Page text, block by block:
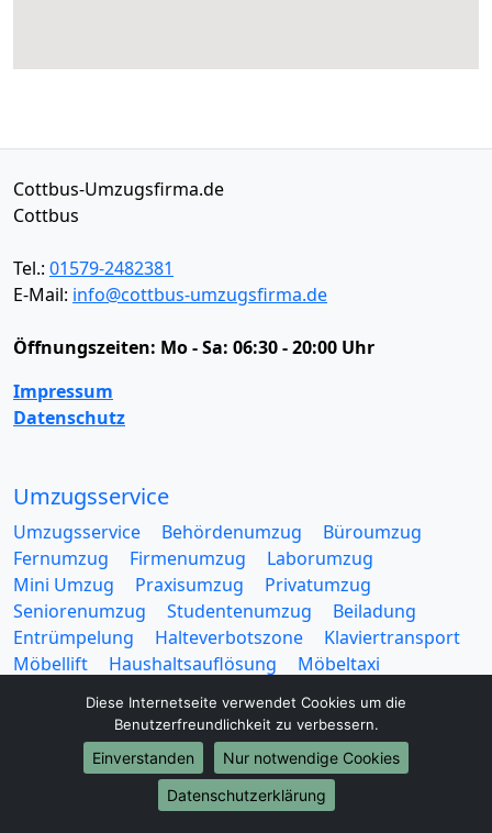
Cottbus-Umzugsfirma.de
Cottbus
Tel.: 01579-2482381
E-Mail: info@cottbus-umzugsfirma.de
Öffnungszeiten: Mo - Sa: 06:30 - 20:00 Uhr
Impressum
Datenschutz
Umzugsservice
Umzugsservice Behördenumzug
Büroumzug
Fernumzug
Firmenumzug
Laborumzug
Mini Umzug
Praxisumzug
Privatumzug
Seniorenumzug
Studentenumzug
Beiladung
Entrümpelung
Halteverbotszone
Klaviertransport
Möbellift
Haushaltsauflösung
Möbeltaxi
Diese Internetseite verwendet Cookies um die
Benutzerfreundlichkeit zu verbessern.
Einverstanden
Nur notwendige Cookies
Datenschutzerklärung